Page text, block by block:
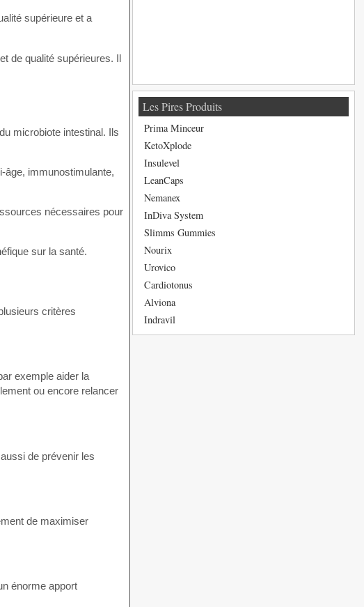
supérieure et a
de qualité supérieures. Il
microbiote intestinal. Ils
âge, immunostimulante,
nécessaires pour
sur la santé.
critères
exemple aider la
ou encore relancer
de prévenir les
de maximiser
énorme apport
Les Pires Produits
Prima Minceur
KetoXplode
Insulevel
LeanCaps
Nemanex
InDiva System
Slimms Gummies
Nourix
Urovico
Cardiotonus
Alviona
Indravil